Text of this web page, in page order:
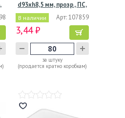
d93хh8,5 мм, прозр., ПС,
В наличии Арт: 107859
3,44 ₽
за штуку
(продается кратно коробкам)